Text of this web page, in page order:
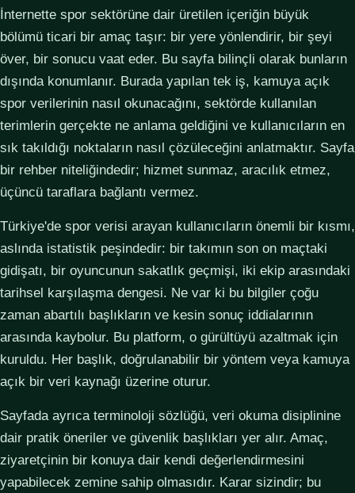
İnternette spor sektörüne dair üretilen içeriğin büyük
bölümü ticari bir amaç taşır: bir yere yönlendirir, bir şeyi
över, bir sonucu vaat eder. Bu sayfa bilinçli olarak bunların
dışında konumlanır. Burada yapılan tek iş, kamuya açık
spor verilerinin nasıl okunacağını, sektörde kullanılan
terimlerin gerçekte ne anlama geldiğini ve kullanıcıların en
sık takıldığı noktaların nasıl çözüleceğini anlatmaktır. Sayfa
bir rehber niteliğindedir; hizmet sunmaz, aracılık etmez,
üçüncü taraflara bağlantı vermez.
Türkiye'de spor verisi arayan kullanıcıların önemli bir kısmı,
aslında istatistik peşindedir: bir takımın son on maçtaki
gidişatı, bir oyuncunun sakatlık geçmişi, iki ekip arasındaki
tarihsel karşılaşma dengesi. Ne var ki bu bilgiler çoğu
zaman abartılı başlıkların ve kesin sonuç iddialarının
arasında kaybolur. Bu platform, o gürültüyü azaltmak için
kuruldu. Her başlık, doğrulanabilir bir yöntem veya kamuya
açık bir veri kaynağı üzerine oturur.
Sayfada ayrıca terminoloji sözlüğü, veri okuma disiplinine
dair pratik öneriler ve güvenlik başlıkları yer alır. Amaç,
ziyaretçinin bir konuya dair kendi değerlendirmesini
yapabilecek zemine sahip olmasıdır. Karar sizindir; bu